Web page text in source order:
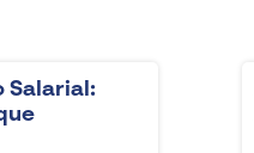
Salarial: